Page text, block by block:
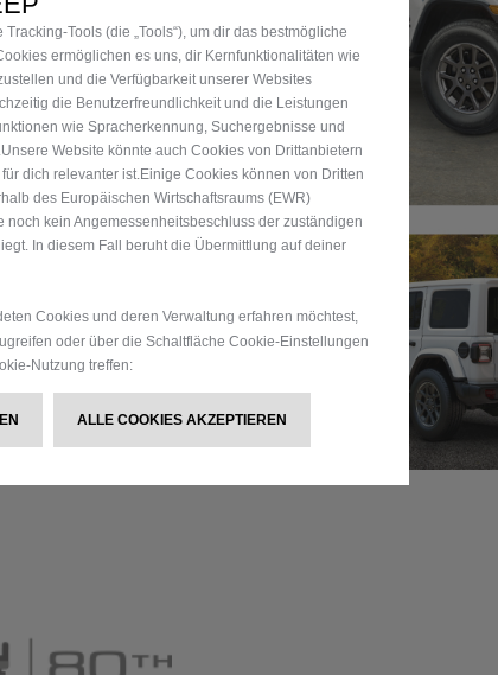
(die „Tools“), um dir das bestmögliche
ermöglichen es uns, dir Kernfunktionalitäten wie
und die Verfügbarkeit unserer Websites
die Benutzerfreundlichkeit und die Leistungen
wie Spracherkennung, Suchergebnisse und
Website könnte auch Cookies von Drittanbietern
dich relevanter ist.Einige Cookies können von Dritten
des Europäischen Wirtschaftsraums (EWR)
kein Angemessenheitsbeschluss der zuständigen
In diesem Fall beruht die Übermittlung auf deiner
Cookies und deren Verwaltung erfahren möchtest,
oder über die Schaltfläche Cookie-Einstellungen
Nutzung treffen:
ALLE COOKIES AKZEPTIEREN